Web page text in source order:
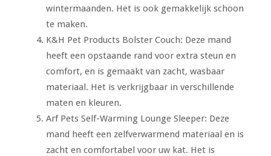
wintermaanden. Het is ook gemakkelijk schoon
te maken.
K&H Pet Products Bolster Couch: Deze mand
heeft een opstaande rand voor extra steun en
comfort, en is gemaakt van zacht, wasbaar
materiaal. Het is verkrijgbaar in verschillende
maten en kleuren.
Arf Pets Self-Warming Lounge Sleeper: Deze
mand heeft een zelfverwarmend materiaal en is
zacht en comfortabel voor uw kat. Het is